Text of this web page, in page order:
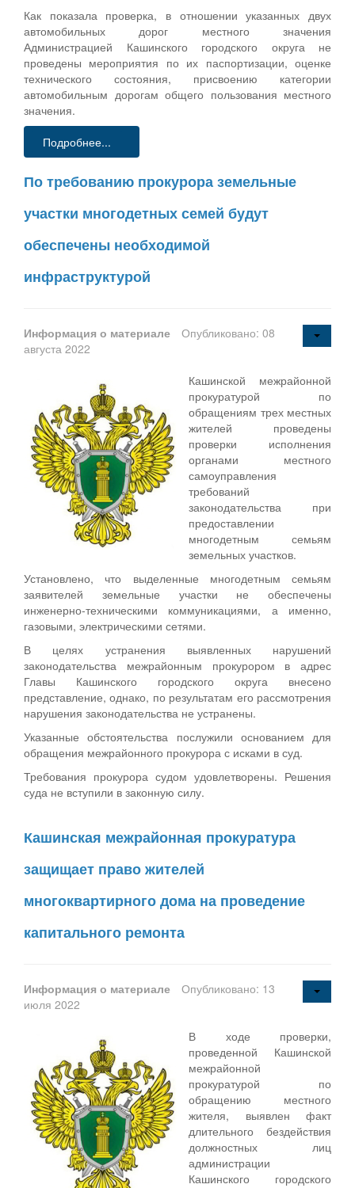
Как показала проверка, в отношении указанных двух
автомобильных дорог местного значения
Администрацией Кашинского городского округа не
проведены мероприятия по их паспортизации, оценке
технического состояния, присвоению категории
автомобильным дорогам общего пользования местного
значения.
Подробнее...
По требованию прокурора земельные
участки многодетных семей будут
обеспечены необходимой
инфраструктурой
Информация о материале
Опубликовано: 08
августа 2022
Кашинской межрайонной
прокуратурой по
обращениям трех местных
жителей проведены
проверки исполнения
органами местного
самоуправления
требований
законодательства при
предоставлении
многодетным семьям
земельных участков.
Установлено, что выделенные многодетным семьям
заявителей земельные участки не обеспечены
инженерно-техническими коммуникациями, а именно,
газовыми, электрическими сетями.
В целях устранения выявленных нарушений
законодательства межрайонным прокурором в адрес
Главы Кашинского городского округа внесено
представление, однако, по результатам его рассмотрения
нарушения законодательства не устранены.
Указанные обстоятельства послужили основанием для
обращения межрайонного прокурора с исками в суд.
Требования прокурора судом удовлетворены. Решения
суда не вступили в законную силу.
Кашинская межрайонная прокуратура
защищает право жителей
многоквартирного дома на проведение
капитального ремонта
Информация о материале
Опубликовано: 13
июля 2022
В ходе проверки,
проведенной Кашинской
межрайонной
прокуратурой по
обращению местного
жителя, выявлен факт
длительного бездействия
должностных лиц
администрации
Кашинского городского